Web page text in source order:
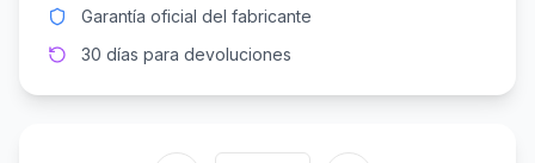
Garantía oficial del fabricante
30 días para devoluciones